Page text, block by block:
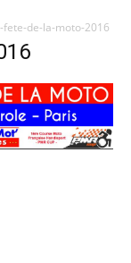
fete-de-la-moto-2016